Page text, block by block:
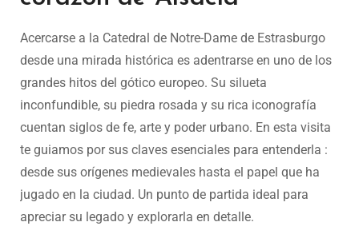
Acercarse a la Catedral de Notre-Dame de Estrasburgo
desde una mirada histórica es adentrarse en uno de los
grandes hitos del gótico europeo. Su silueta
inconfundible, su piedra rosada y su rica iconografía
cuentan siglos de fe, arte y poder urbano. En esta visita
te guiamos por sus claves esenciales para entenderla :
desde sus orígenes medievales hasta el papel que ha
jugado en la ciudad. Un punto de partida ideal para
apreciar su legado y explorarla en detalle.